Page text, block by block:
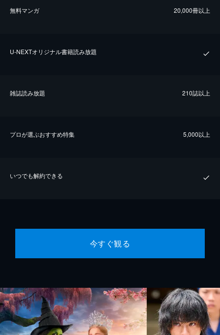
無料マンガ 20,000冊以上
U-NEXTオリジナル書籍読み放題
雑誌読み放題 210誌以上
プロが選ぶおすすめ特集 5,000以上
いつでも解約できる
今すぐ観る